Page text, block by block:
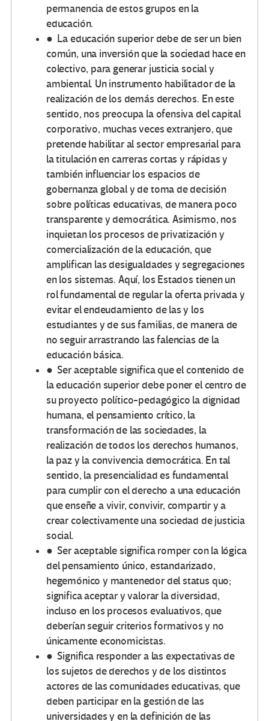
permanencia de estos grupos en la
educación.
● La educación superior debe de ser un bien
común, una inversión que la sociedad hace en
colectivo, para generar justicia social y
ambiental. Un instrumento habilitador de la
realización de los demás derechos. En este
sentido, nos preocupa la ofensiva del capital
corporativo, muchas veces extranjero, que
pretende habilitar al sector empresarial para
la titulación en carreras cortas y rápidas y
también influenciar los espacios de
gobernanza global y de toma de decisión
sobre políticas educativas, de manera poco
transparente y democrática. Asimismo, nos
inquietan los procesos de privatización y
comercialización de la educación, que
amplifican las desigualdades y segregaciones
en los sistemas. Aquí, los Estados tienen un
rol fundamental de regular la oferta privada y
evitar el endeudamiento de las y los
estudiantes y de sus familias, de manera de
no seguir arrastrando las falencias de la
educación básica.
● Ser aceptable significa que el contenido de
la educación superior debe poner el centro de
su proyecto político-pedagógico la dignidad
humana, el pensamiento crítico, la
transformación de las sociedades, la
realización de todos los derechos humanos,
la paz y la convivencia democrática. En tal
sentido, la presencialidad es fundamental
para cumplir con el derecho a una educación
que enseñe a vivir, convivir, compartir y a
crear colectivamente una sociedad de justicia
social.
● Ser aceptable significa romper con la lógica
del pensamiento único, estandarizado,
hegemónico y mantenedor del status quo;
significa aceptar y valorar la diversidad,
incluso en los procesos evaluativos, que
deberían seguir criterios formativos y no
únicamente economicistas.
● Significa responder a las expectativas de
los sujetos de derechos y de los distintos
actores de las comunidades educativas, que
deben participar en la gestión de las
universidades y en la definición de las